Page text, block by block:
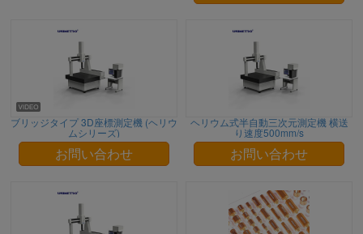
ブリッジタイプ 3D座標測定機 (ヘリウ
ムシリーズ)
お問い合わせ
ヘリウム式半自動三次元測定機 横送
り速度500mm/s
お問い合わせ